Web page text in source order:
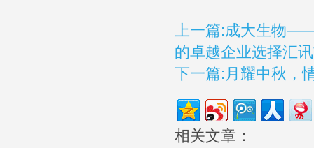
上一篇:成大生物——
的卓越企业选择汇
下一篇:月耀中秋，
相关文章：